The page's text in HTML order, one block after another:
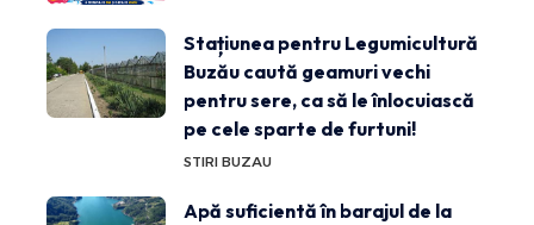
Stațiunea pentru Legumicultură
Buzău caută geamuri vechi
pentru sere, ca să le înlocuiască
pe cele sparte de furtuni!
STIRI BUZAU
Apă suficientă în barajul de la